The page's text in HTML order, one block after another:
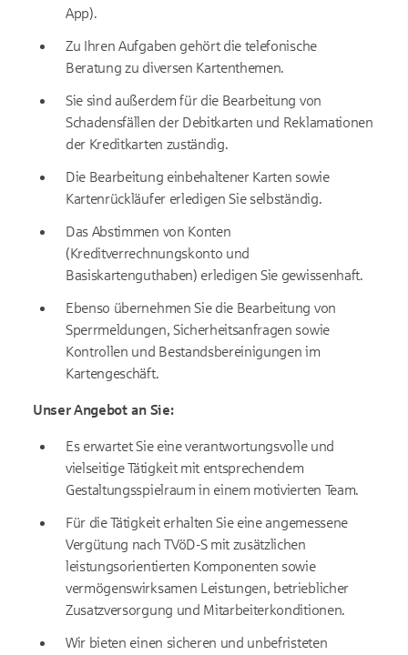
App).
Zu Ihren Aufgaben gehört die telefonische
Beratung zu diversen Kartenthemen.
Sie sind außerdem für die Bearbeitung von
Schadensfällen der Debitkarten und Reklamationen
der Kreditkarten zuständig.
Die Bearbeitung einbehaltener Karten sowie
Kartenrückläufer erledigen Sie selbständig.
Das Abstimmen von Konten
(Kreditverrechnungskonto und
Basiskartenguthaben) erledigen Sie gewissenhaft.
Ebenso übernehmen Sie die Bearbeitung von
Sperrmeldungen, Sicherheitsanfragen sowie
Kontrollen und Bestandsbereinigungen im
Kartengeschäft.
Unser Angebot an Sie:
Es erwartet Sie eine verantwortungsvolle und
vielseitige Tätigkeit mit entsprechendem
Gestaltungsspielraum in einem motivierten Team.
Für die Tätigkeit erhalten Sie eine angemessene
Vergütung nach TVöD-S mit zusätzlichen
leistungsorientierten Komponenten sowie
vermögenswirksamen Leistungen, betrieblicher
Zusatzversorgung und Mitarbeiterkonditionen.
Wir bieten einen sicheren und unbefristeten